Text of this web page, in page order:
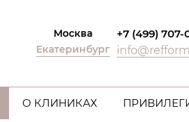
Москва
Екатеринбург
+7 (499) 707-
О КЛИНИКАХ